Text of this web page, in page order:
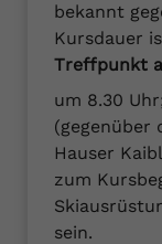
bekannt
Kursdauer
Treffpunkt
um 8.30
(gegenüber
Hauser
zum
sein.